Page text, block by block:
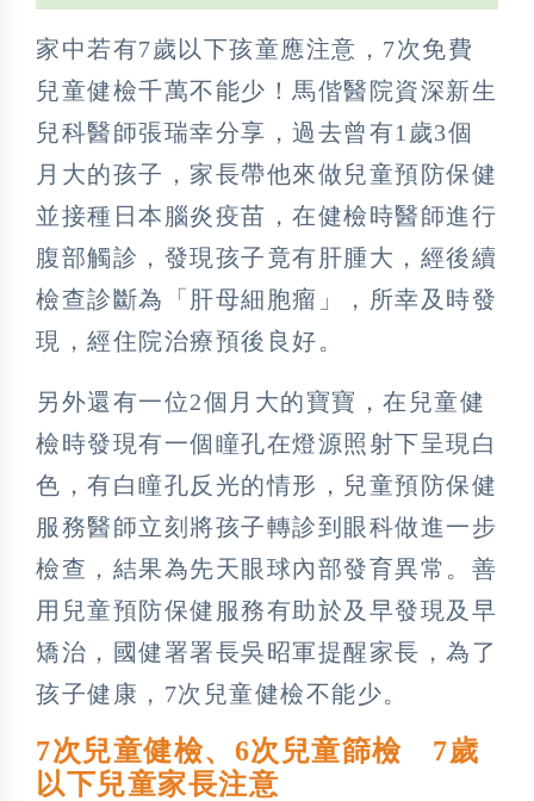
家中若有7歲以下孩童應注意，7次免費
兒童健檢千萬不能少！馬偕醫院資深新生
兒科醫師張瑞幸分享，過去曾有1歲3個
月大的孩子，家長帶他來做兒童預防保健
並接種日本腦炎疫苗，在健檢時醫師進行
腹部觸診，發現孩子竟有肝腫大，經後續
檢查診斷為「肝母細胞瘤」，所幸及時發
現，經住院治療預後良好。
另外還有一位2個月大的寶寶，在兒童健
檢時發現有一個瞳孔在燈源照射下呈現白
色，有白瞳孔反光的情形，兒童預防保健
服務醫師立刻將孩子轉診到眼科做進一步
檢查，結果為先天眼球內部發育異常。善
用兒童預防保健服務有助於及早發現及早
矯治，國健署署長吳昭軍提醒家長，為了
孩子健康，7次兒童健檢不能少。
7次兒童健檢、6次兒童篩檢 7歲
以下兒童家長注意